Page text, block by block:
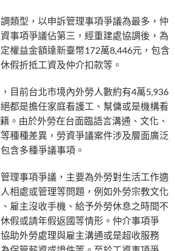
類型，以申訴管理事項爭議為最多，仲
事項爭議佔第三，經重建處協調後，為
權益金額達新臺幣172萬8,446元，包含
假折抵工資及仲介扣款等。
目前台北市境內外勞人數約有4萬5,936
都是擔任家庭看護工、幫傭或是機構看
。由於外勞在台面臨語言溝通、文化、
種種差異，勞資爭議案件涉及層面廣泛
含多種爭議事項。
理事項爭議，主要為外勞對生活工作適
相處或管理等問題，例如外勞宗教文化
雇主沒收手機、給予外勞休息之時間不
假或請年假返國等情形。仲介事項爭
助外勞處理與雇主溝通或是超收服務